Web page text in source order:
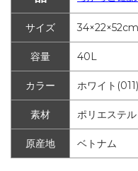
サイズ 34×22×52cm
容量 40L
カラー ホワイト(011)
素材 ポリエステル
原産地 ベトナム